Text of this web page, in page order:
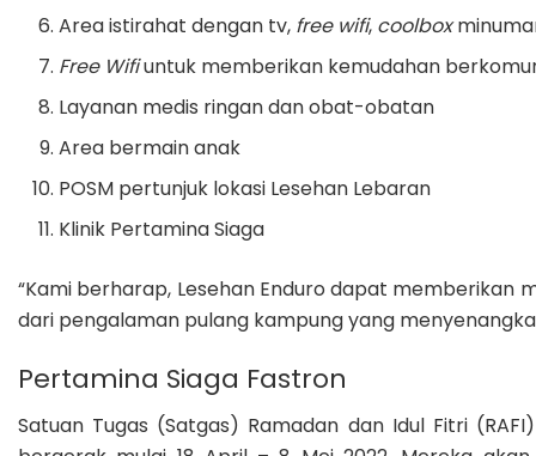
Area istirahat dengan tv, free wifi, coolbox
Free Wifiuntuk memberikan kemudahan
Layanan medis ringan dan obat-obatan
Area bermain anak
POSM pertunjuk lokasi Lesehan Lebaran
Klinik Pertamina Siaga
“Kami berharap, Lesehan Enduro dapat memberikan
dari pengalaman pulang kampung yang
Pertamina Siaga Fastron
Satuan Tugas (Satgas) Ramadan dan Idul Fitri